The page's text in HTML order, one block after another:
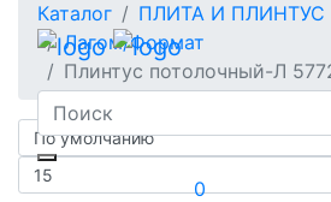
0
Каталог
ПЛИТА И
Лагом/Формат
Плинтус потолочный-Л